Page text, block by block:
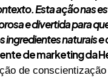
Esta ação nas
e divertida para
naturais
de marketing da
de